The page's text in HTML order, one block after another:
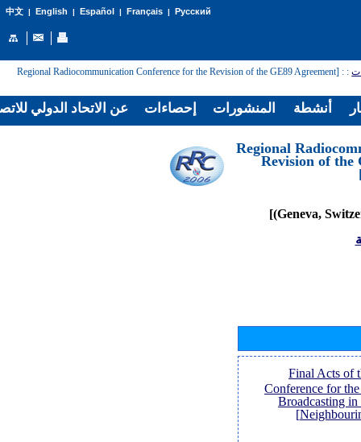
中文| English | Español | Français| Русский
:
: [Regional Radiocommunication Conference for the Revision of the GE89 Agreement
[Regional
Revision of the
[Final Acts of
Conference for
Broadcasting
عن الاتحاد الدولي إحصاءات المنشورات أنشطة